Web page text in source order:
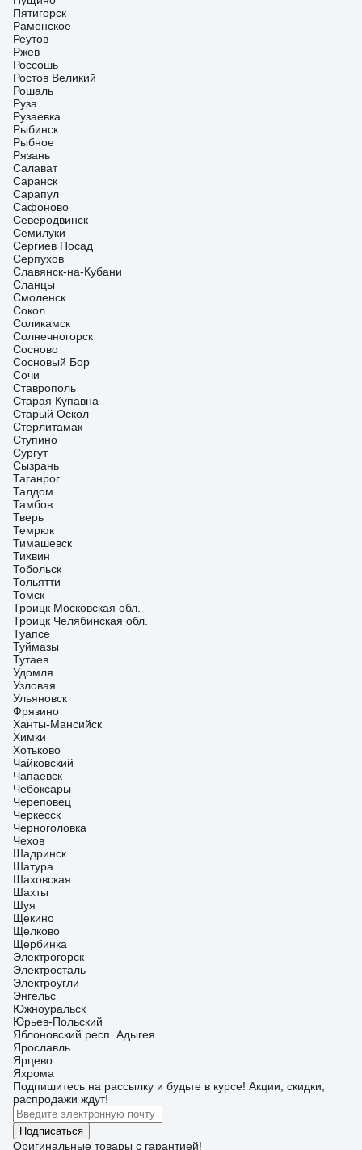
Пятигорск
Раменское
Реутов
Ржев
Россошь
Ростов Великий
Рошаль
Руза
Рузаевка
Рыбинск
Рыбное
Рязань
Салават
Саранск
Сарапул
Сафоново
Северодвинск
Семилуки
Сергиев Посад
Серпухов
Славянск-на-Кубани
Сланцы
Смоленск
Сокол
Соликамск
Солнечногорск
Сосново
Сосновый Бор
Сочи
Ставрополь
Старая Купавна
Старый Оскол
Стерлитамак
Ступино
Сургут
Сызрань
Таганрог
Талдом
Тамбов
Тверь
Темрюк
Тимашевск
Тихвин
Тобольск
Тольятти
Томск
Троицк Московская обл.
Троицк Челябинская обл.
Туапсе
Туймазы
Тутаев
Удомля
Узловая
Ульяновск
Фрязино
Ханты-Мансийск
Химки
Хотьково
Чайковский
Чапаевск
Чебоксары
Череповец
Черкесск
Черноголовка
Чехов
Шадринск
Шатура
Шаховская
Шахты
Шуя
Щекино
Щелково
Щербинка
Электрогорск
Электросталь
Электроугли
Энгельс
Южноуральск
Юрьев-Польский
Яблоновский респ. Адыгея
Ярославль
Ярцево
Яхрома
Подпишитесь на рассылку и будьте в курсе! Акции, скидки,
распродажи ждут!
Подписаться
Оригинальные товары с гарантией!